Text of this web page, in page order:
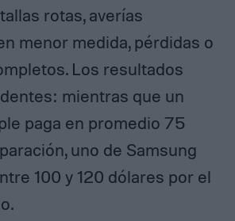
rotas, averías
menor medida, pérdidas o
Los resultados
mientras que un
paga en promedio 75
uno de Samsung
100 y 120 dólares por el